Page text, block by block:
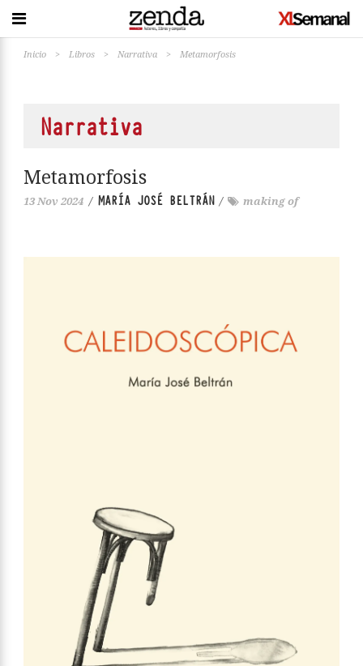
Inicio > Libros > Narrativa > Metamorfosis
Narrativa
Metamorfosis
13 Nov 2024 / MARÍA JOSÉ BELTRÁN / making of